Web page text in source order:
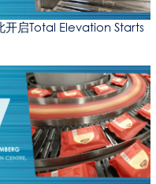
开启Total Elevation Starts